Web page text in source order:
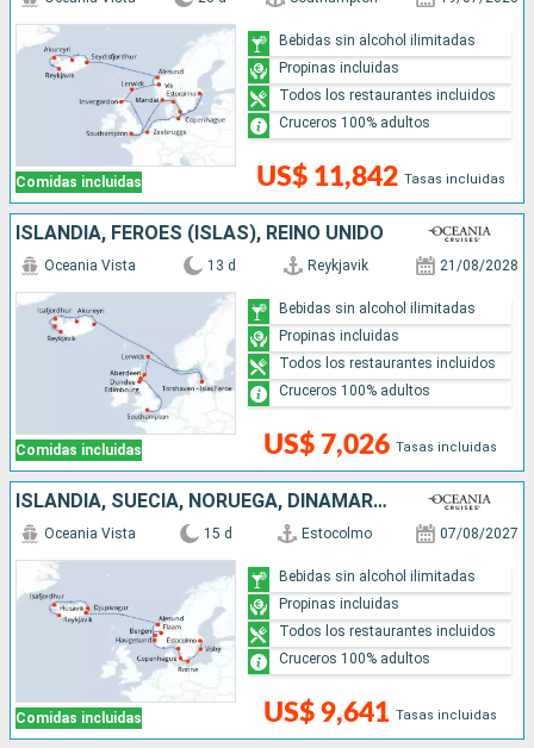
Comidas incluidas US$ 11,842 Tasas incluidas
Bebidas sin alcohol ilimitadas
Propinas incluidas
Todos los restaurantes incluidos
Cruceros 100% adultos
ISLANDIA, FÉROES (ISLAS), REINO UNIDO
Comidas incluidas
Oceania Vista 13 d Reykjavik 21/08/2028
US$ 7,026 Tasas incluidas
Bebidas sin alcohol ilimitadas
Propinas incluidas
Todos los restaurantes incluidos
Cruceros 100% adultos
ISLANDIA, SUECIA, NORUEGA, DINAMARCA
Comidas incluidas
Oceania Vista 15 d Estocolmo 07/08/2027
US$ 9,641 Tasas incluidas
Bebidas sin alcohol ilimitadas
Propinas incluidas
Todos los restaurantes incluidos
Cruceros 100% adultos